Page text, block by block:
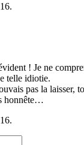
! Je ne
telle idiotie.
pas la laisser,
honnête…